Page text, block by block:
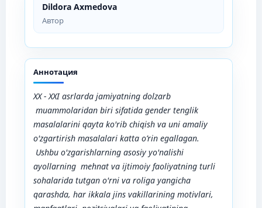
Dildora Аxmedova
Автор
Аннотация
XX - XXI asrlarda jamiyatning dolzarb
muammolaridan biri sifatida gender tenglik
masalalarini qayta ko'rib chiqish va uni amaliy
o'zgartirish masalalari katta o’rin egallagan.
Ushbu o'zgarishlarning asosiy yo'nalishi
ayollarning mehnat va ijtimoiy faoliyatning turli
sohalarida tutgan o'rni va roliga yangicha
qarashda, har ikkala jins vakillarining motivlari,